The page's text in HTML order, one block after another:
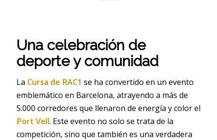
Una celebración de
deporte y comunidad
La Cursa de RAC1 se ha convertido en un evento
emblemático en Barcelona, atrayendo a más de
5.000 corredores que llenaron de energía y color el
Port Vell. Este evento no solo se trata de la
competición, sino que también es una verdadera